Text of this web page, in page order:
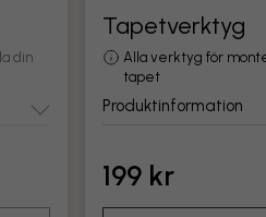
din
Tapetverktyg
Alla verktyg för
tapet
Produktinformation
199 kr